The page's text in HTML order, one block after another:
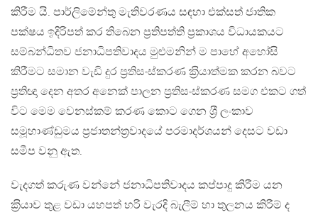
කිරීම යි. පාර්ලිමේන්තු මැතිවරණය සඳහා එක්සත් ජාතික
පක්ෂය ඉදිරිපත් කර තිබෙන ප‍්‍රතිපත්ති ප‍්‍රකාශය විධායකයට
සම්බන්ධිතව ජනාධිපතිවාදය මුළුමනින් ම පාහේ අහෝසි
කිරීමට සමාන වැඩි දුර ප‍්‍රතිසංස්කරණ ක‍්‍රියාත්මක කරන බවට
ප‍්‍රතිඥා දෙන අතර අනෙක් පාලන ප‍්‍රතිසංස්කරණ සමග එකට ගත්
විට මෙම වෙනස්කම් කරණ කොට ගෙන ශ‍්‍රී ලංකාව
සමූහාණ්ඩුමය ප‍්‍රජාතන්ත‍්‍රවාදයේ පරමාදර්ශයන් දෙසට වඩා
සමීප වනු ඇත.
වැදගත් කරුණ වන්නේ ජනාධිපතිවාදය කප්පාදු කිරීම යන
ක‍්‍රියාව තුළ වඩා යහපත් හරි වැරදි බැලීම් හා තුලනය කිරීම් ද